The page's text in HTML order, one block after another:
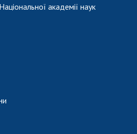
академії наук